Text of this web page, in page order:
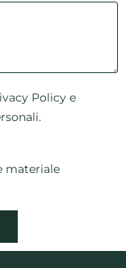
Policy e
materiale